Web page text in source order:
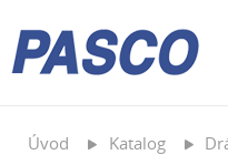
Úvod Katalog